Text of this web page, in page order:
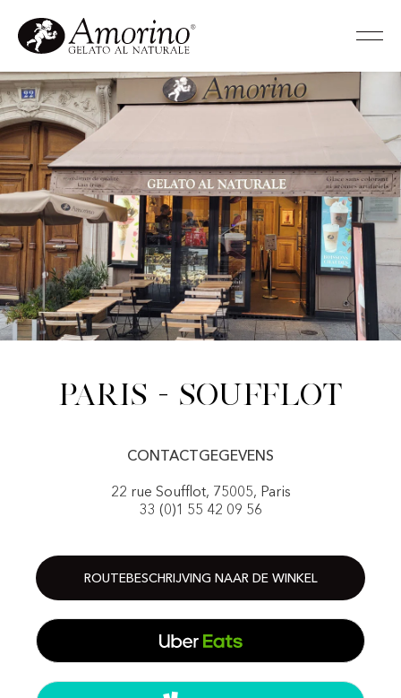
Paris - Soufflot
CONTACTGEGEVENS
22 rue Soufflot, 75005, Paris
33 (0)1 55 42 09 56
ROUTEBESCHRIJVING NAAR DE WINKEL